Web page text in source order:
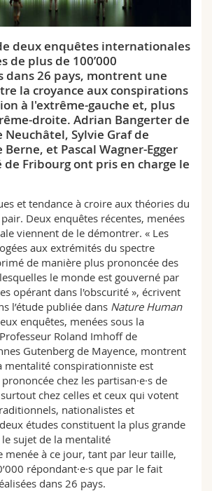
cours
deux enquêtes internationales
de plus de 100’000
dans 26 pays, montrent une
la croyance aux conspirations
à l'extrême-gauche et, plus
droite. Adrian Bangerter de
Sylvie Graf de
et Pascal Wagner-Egger
de Fribourg ont pris en charge le
et tendance à croire aux théories du
Deux enquêtes récentes, menées
viennent de le démontrer. « Les
aux extrémités du spectre
de manière plus prononcée des
le monde est gouverné par
opérant dans l'obscurité », écrivent
l’étude publiée dans Nature Human
enquêtes, menées sous la
Roland Imhoff de
Gutenberg de Mayence, montrent
mentalité conspirationniste est
chez les partisan·e·s de
chez celles et ceux qui votent
nationalistes et
études constituent la plus grande
sujet de la mentalité
menée à ce jour, tant par leur taille,
répondant·e·s que par le fait
dans 26 pays.